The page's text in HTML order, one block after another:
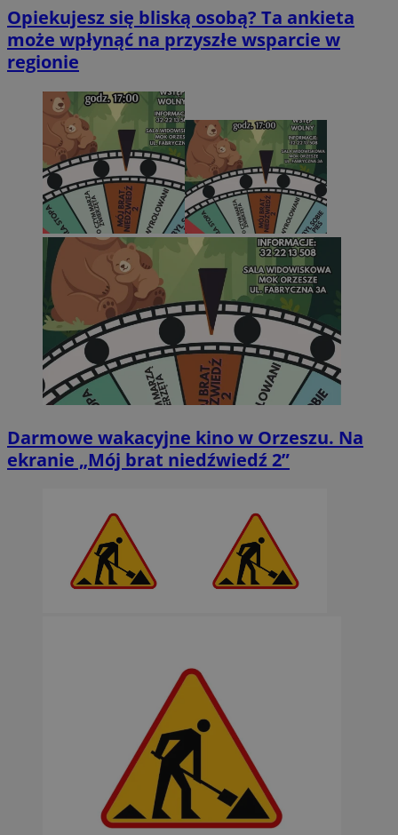
Opiekujesz się bliską osobą? Ta ankieta
może wpłynąć na przyszłe wsparcie w
regionie
Darmowe wakacyjne kino w Orzeszu. Na
ekranie „Mój brat niedźwiedź 2”